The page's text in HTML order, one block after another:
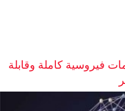
فيروسية كاملة وقابلة